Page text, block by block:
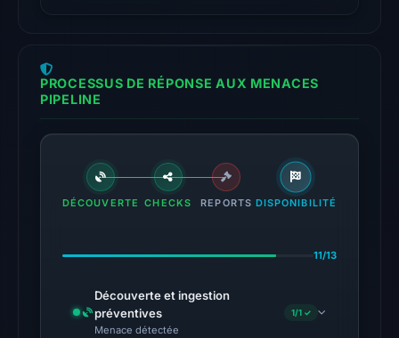
403
Aug
2026
at
access
was
PROCESSUS DE RÉPONSE AUX MENACES
PIPELINE
DÉCOUVERTE CHECKS REPORTS DISPONIBILITÉ
11/13
Découverte et ingestion
préventives
Menace détectée
1/1 ✓